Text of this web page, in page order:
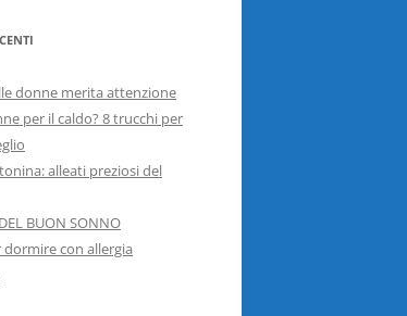
donne merita attenzione
per il caldo? 8 trucchi per
alleati preziosi del
BUON SONNO
dormire con allergia